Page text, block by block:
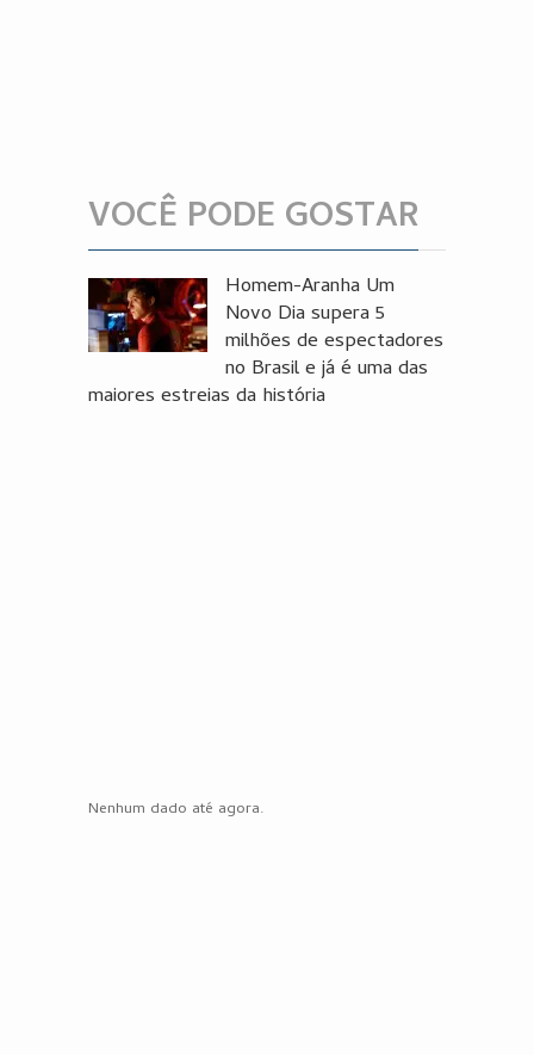
VOCÊ PODE GOSTAR
Homem-Aranha Um
Novo Dia supera 5
milhões de espectadores
no Brasil e já é uma das
maiores estreias da história
Nenhum dado até agora.